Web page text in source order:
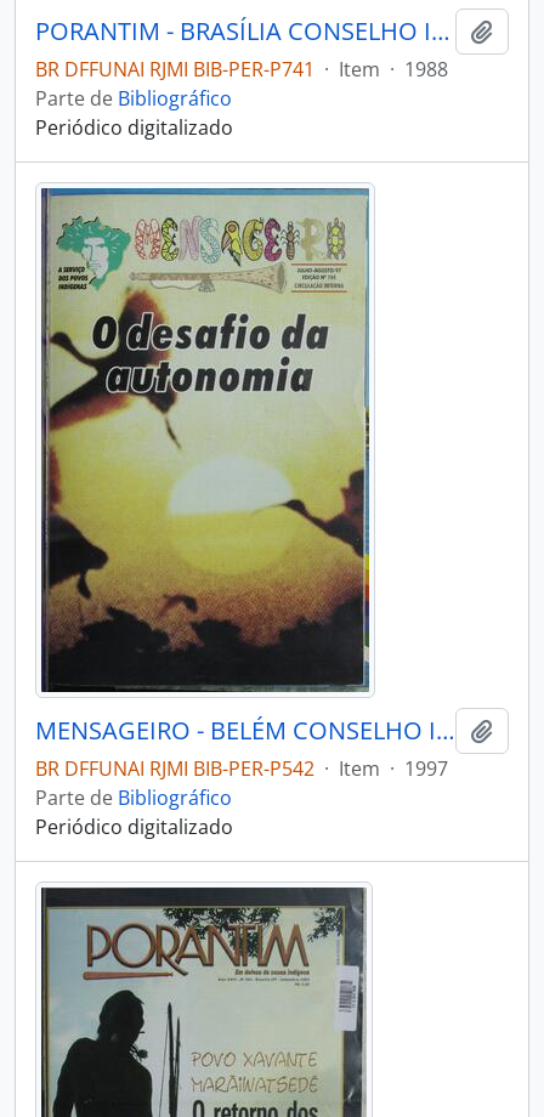
PORANTIM - BRASÍLIA CONSELHO INDIGENISTA MISSIONÁRIO - 1988 - Nº114
BR DFFUNAI RJMI BIB-PER-P741 · Item · 1988
Parte de Bibliográfico
Periódico digitalizado
MENSAGEIRO - BELÉM CONSELHO INDIGENISTA MISSIONÁRIO - 1997 - Nº105
BR DFFUNAI RJMI BIB-PER-P542 · Item · 1997
Parte de Bibliográfico
Periódico digitalizado